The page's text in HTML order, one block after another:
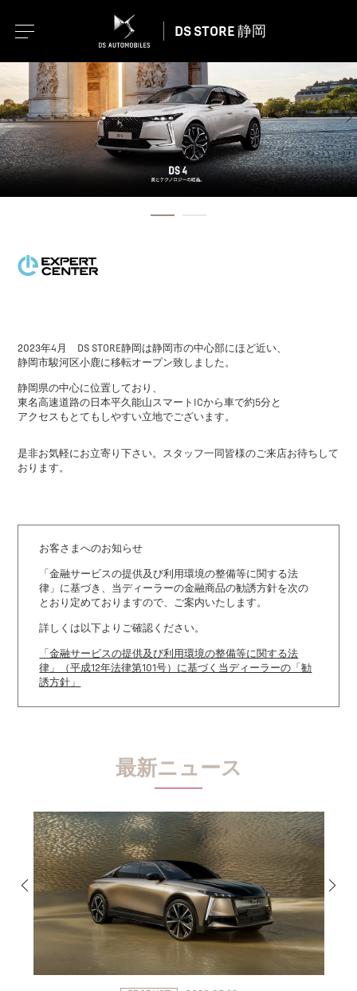
DS STORE 静岡
2023年4月 DS STORE静岡は静岡市の中心部にほど近い、
静岡市駿河区小鹿に移転オープン致しました。
静岡県の中心に位置しており、
東名高速道路の日本平久能山スマートICから車で約5分と
アクセスもとてもしやすい立地でございます。
是非お気軽にお立寄り下さい。スタッフ一同皆様のご来店お待ちして
おります。
お客さまへのお知らせ
「金融サービスの提供及び利用環境の整備等に関する法
律」に基づき、 当ディーラーの金融商品の勧誘方針を次の
とおり定めておりますので、ご案内いたします。
詳しくは以下よりご確認ください。
「金融サービスの提供及び利用環境の整備等に関する法
律」（平成12年法律第101号）に基づく当ディーラーの「勧
誘方針」
最新ニュース